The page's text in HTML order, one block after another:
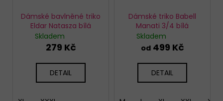
Dámské bavlněné triko
Eldar Natasza bílá
Skladem
279 Kč
DETAIL
Dámské triko Babell
Manati 3/4 bílá
Skladem
od499 Kč
DETAIL